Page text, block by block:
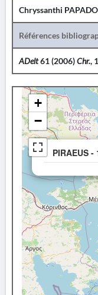
Chryssanthi
Références
ADelt61 (2006)Chr.,
PIRAEUS
+
−